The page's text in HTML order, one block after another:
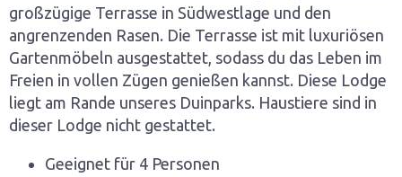
großzügige Terrasse in Südwestlage und den
angrenzenden Rasen. Die Terrasse ist mit luxuriösen
Gartenmöbeln ausgestattet, sodass du das Leben im
Freien in vollen Zügen genießen kannst. Diese Lodge
liegt am Rande unseres Duinparks. Haustiere sind in
dieser Lodge nicht gestattet.
Geeignet für 4 Personen